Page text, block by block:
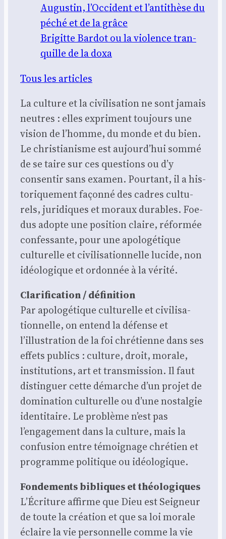
Augus­tin, l’Occident et l’antithèse du
péché et de la grâce
Bri­gitte Bar­dot ou la vio­lence tran­
quille de la doxa
Tous les articles
La culture et la civi­li­sa­tion ne sont jamais
neutres : elles expriment tou­jours une
vision de l’homme, du monde et du bien.
Le chris­tia­nisme est aujourd’hui som­mé
de se taire sur ces ques­tions ou d’y
consen­tir sans exa­men. Pour­tant, il a his­
to­ri­que­ment façon­né des cadres cultu­
rels, juri­diques et moraux durables. Foe­
dus adopte une posi­tion claire, réfor­mée
confes­sante, pour une apo­lo­gé­tique
cultu­relle et civi­li­sa­tion­nelle lucide, non
idéo­lo­gique et ordon­née à la véri­té.
Cla­ri­fi­ca­tion / défi­ni­tion
Par apo­lo­gé­tique cultu­relle et civi­li­sa­
tion­nelle, on entend la défense et
l’illustration de la foi chré­tienne dans ses
effets publics : culture, droit, morale,
ins­ti­tu­tions, art et trans­mis­sion. Il faut
dis­tin­guer cette démarche d’un pro­jet de
domi­na­tion cultu­relle ou d’une nos­tal­gie
iden­ti­taire. Le pro­blème n’est pas
l’engagement dans la culture, mais la
confu­sion entre témoi­gnage chré­tien et
pro­gramme poli­tique ou idéo­lo­gique.
Fon­de­ments bibliques et théo­lo­giques
L’Écriture affirme que Dieu est Sei­gneur
de toute la créa­tion et que sa loi morale
éclaire la vie per­son­nelle comme la vie